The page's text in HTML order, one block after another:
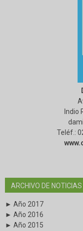
Indio
Teléf.:
ARCHIVO DE
► Año 2017
► Año 2016
► Año 2015